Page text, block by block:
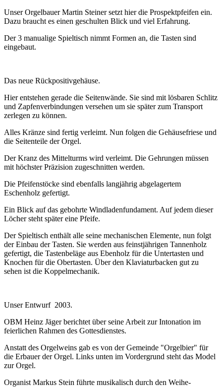
Unser Orgelbauer Martin Steiner setzt hier die Prospektpfeifen ein.
Dazu braucht es einen geschulten Blick und viel Erfahrung.
Der 3 manualige Spieltisch nimmt Formen an, die Tasten sind
eingebaut.
Das neue Rückpositivgehäuse.
Hier entstehen gerade die Seitenwände. Sie sind mit lösbaren Schlitz
und Zapfenverbindungen versehen um sie später zum Transport
zerlegen zu können.
Alles Kränze sind fertig verleimt. Nun folgen die Gehäusefriese und
die Seitenteile der Orgel.
Der Kranz des Mittelturms wird verleimt. Die Gehrungen müssen
mit höchster Präzision zugeschnitten werden.
Die Pfeifenstöcke sind ebenfalls langjährig abgelagertem
Eschenholz gefertigt.
Ein Blick auf das gebohrte Windladenfundament. Auf jedem dieser
Löcher steht später eine Pfeife.
Der Spieltisch enthält alle seine mechanischen Elemente, nun folgt
der Einbau der Tasten. Sie werden aus feinstjährigen Tannenholz
gefertigt, die Tastenbeläge aus Ebenholz für die Untertasten und
Knochen für die Obertasten. Über den Klaviaturbacken gut zu
sehen ist die Koppelmechanik.
Unser Entwurf 2003.
OBM Heinz Jäger berichtet über seine Arbeit zur Intonation im
feierlichen Rahmen des Gottesdienstes.
Anstatt des Orgelweins gab es von der Gemeinde "Orgelbier" für
die Erbauer der Orgel. Links unten im Vordergrund steht das Model
zur Orgel.
Organist Markus Stein führte musikalisch durch den Weihe-